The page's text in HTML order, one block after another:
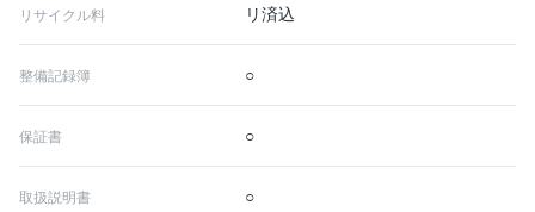
リサイクル料 リ済込
整備記録簿 ○
保証書 ○
取扱説明書 ○